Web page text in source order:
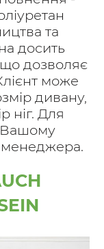
та
досить
дозволяє
може
дивану,
ніг. Для
Вашому
менеджера.